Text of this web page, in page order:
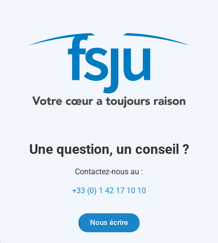
Une question, un conseil ?
Contactez-nous au :
+33 (0) 1 42 17 10 10
Nous écrire